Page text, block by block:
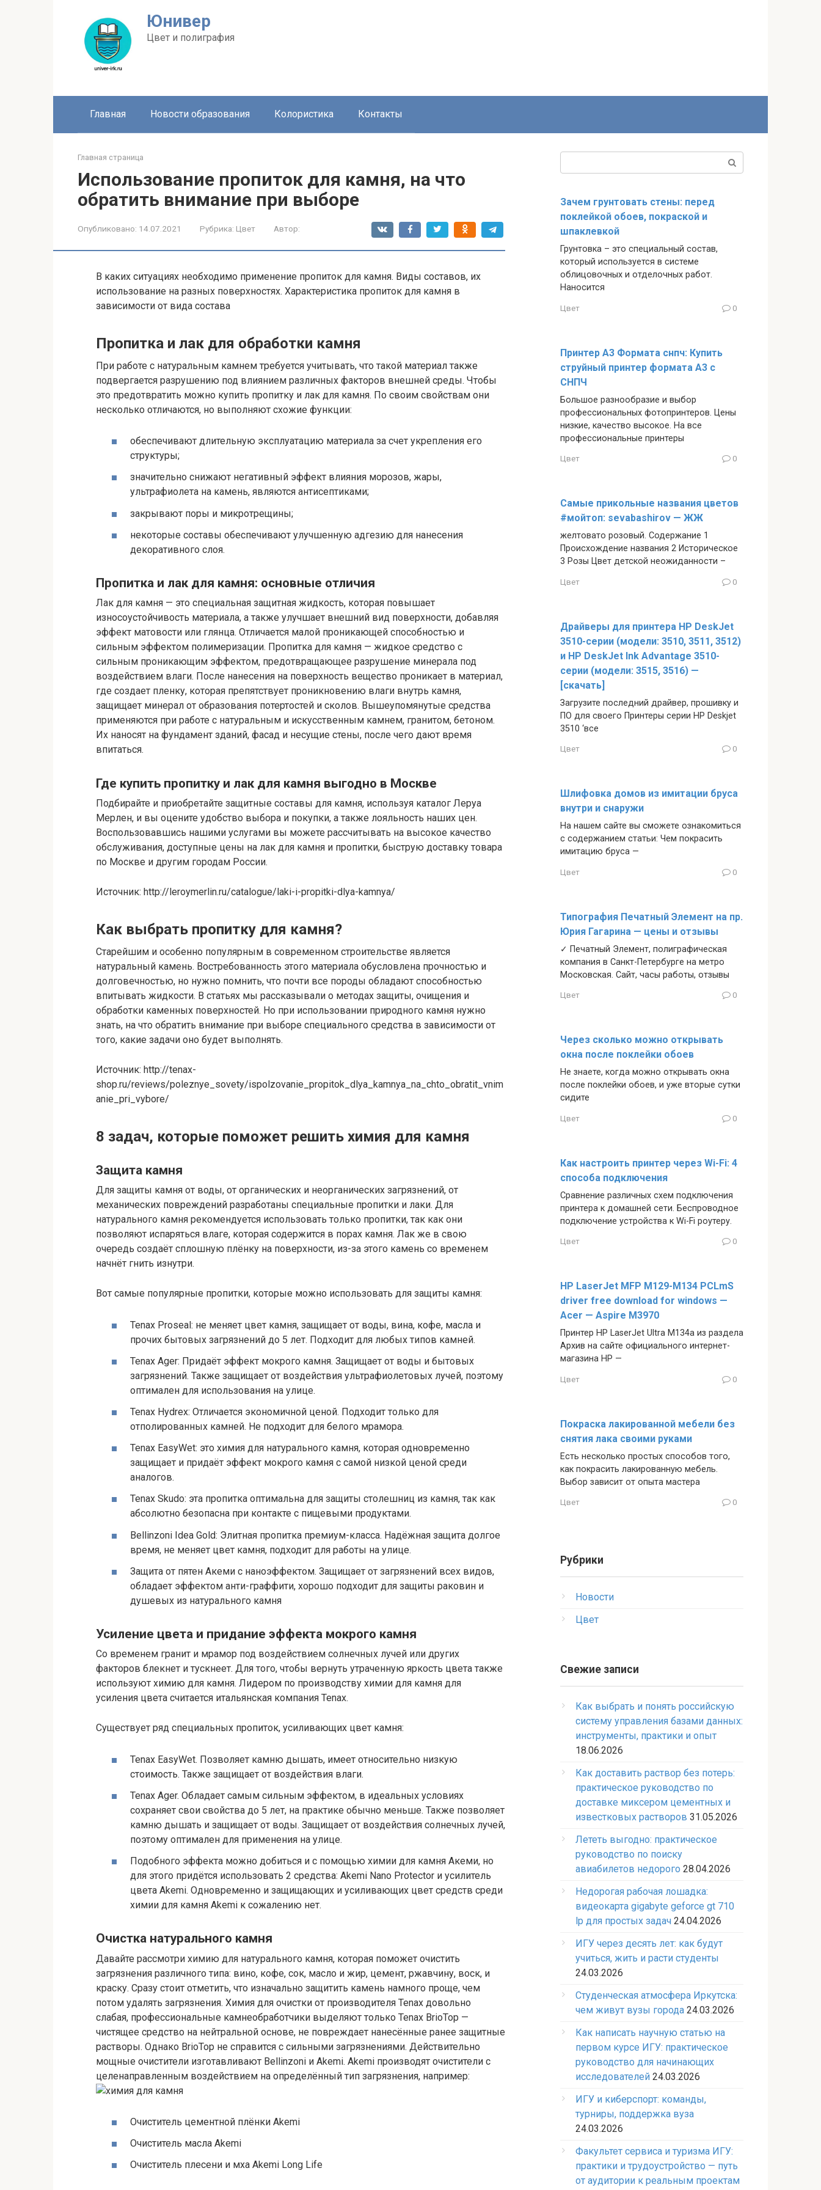
Юнивер
Цвет и полиграфия
Главная Новости образования Колористика Контакты
Главная страница
Использование пропиток для камня, на что
обратить внимание при выборе
Опубликовано: 14.07.2021 Рубрика: Цвет Автор:
В каких ситуациях необходимо применение пропиток для камня. Виды составов, их
использование на разных поверхностях. Характеристика пропиток для камня в
зависимости от вида состава
Пропитка и лак для обработки камня
При работе с натуральным камнем требуется учитывать, что такой материал также
подвергается разрушению под влиянием различных факторов внешней среды. Чтобы
это предотвратить можно купить пропитку и лак для камня. По своим свойствам они
несколько отличаются, но выполняют схожие функции:
обеспечивают длительную эксплуатацию материала за счет укрепления его
структуры;
значительно снижают негативный эффект влияния морозов, жары,
ультрафиолета на камень, являются антисептиками;
закрывают поры и микротрещины;
некоторые составы обеспечивают улучшенную адгезию для нанесения
декоративного слоя.
Пропитка и лак для камня: основные отличия
Лак для камня — это специальная защитная жидкость, которая повышает
износоустойчивость материала, а также улучшает внешний вид поверхности, добавляя
эффект матовости или глянца. Отличается малой проникающей способностью и
сильным эффектом полимеризации. Пропитка для камня — жидкое средство с
сильным проникающим эффектом, предотвращающее разрушение минерала под
воздействием влаги. После нанесения на поверхность вещество проникает в материал,
где создает пленку, которая препятствует проникновению влаги внутрь камня,
защищает минерал от образования потертостей и сколов. Вышеупомянутые средства
применяются при работе с натуральным и искусственным камнем, гранитом, бетоном.
Их наносят на фундамент зданий, фасад и несущие стены, после чего дают время
впитаться.
Где купить пропитку и лак для камня выгодно в Москве
Подбирайте и приобретайте защитные составы для камня, используя каталог Леруа
Мерлен, и вы оцените удобство выбора и покупки, а также лояльность наших цен.
Воспользовавшись нашими услугами вы можете рассчитывать на высокое качество
обслуживания, доступные цены на лак для камня и пропитки, быструю доставку товара
по Москве и другим городам России.
Источник: http://leroymerlin.ru/catalogue/laki-i-propitki-dlya-kamnya/
Как выбрать пропитку для камня?
Старейшим и особенно популярным в современном строительстве является
натуральный камень. Востребованность этого материала обусловлена прочностью и
долговечностью, но нужно помнить, что почти все породы обладают способностью
впитывать жидкости. В статьях мы рассказывали о методах защиты, очищения и
обработки каменных поверхностей. Но при использовании природного камня нужно
знать, на что обратить внимание при выборе специального средства в зависимости от
того, какие задачи оно будет выполнять.
Источник: http://tenax-
shop.ru/reviews/poleznye_sovety/ispolzovanie_propitok_dlya_kamnya_na_chto_obratit_vnim
anie_pri_vybore/
8 задач, которые поможет решить химия для камня
Защита камня
Для защиты камня от воды, от органических и неорганических загрязнений, от
механических повреждений разработаны специальные пропитки и лаки. Для
натурального камня рекомендуется использовать только пропитки, так как они
позволяют испаряться влаге, которая содержится в порах камня. Лак же в свою
очередь создаёт сплошную плёнку на поверхности, из-за этого камень со временем
начнёт гнить изнутри.
Вот самые популярные пропитки, которые можно использовать для защиты камня:
Tenax Proseal: не меняет цвет камня, защищает от воды, вина, кофе, масла и
прочих бытовых загрязнений до 5 лет. Подходит для любых типов камней.
Tenax Ager: Придаёт эффект мокрого камня. Защищает от воды и бытовых
загрязнений. Также защищает от воздействия ультрафиолетовых лучей, поэтому
оптимален для использования на улице.
Tenax Hydrex: Отличается экономичной ценой. Подходит только для
отполированных камней. Не подходит для белого мрамора.
Tenax EasyWet: это химия для натурального камня, которая одновременно
защищает и придаёт эффект мокрого камня с самой низкой ценой среди
аналогов.
Tenax Skudo: эта пропитка оптимальна для защиты столешниц из камня, так как
абсолютно безопасна при контакте с пищевыми продуктами.
Bellinzoni Idea Gold: Элитная пропитка премиум-класса. Надёжная защита долгое
время, не меняет цвет камня, подходит для работы на улице.
Защита от пятен Акеми с наноэффектом. Защищает от загрязнений всех видов,
обладает эффектом анти-граффити, хорошо подходит для защиты раковин и
душевых из натурального камня
Усиление цвета и придание эффекта мокрого камня
Со временем гранит и мрамор под воздействием солнечных лучей или других
факторов блекнет и тускнеет. Для того, чтобы вернуть утраченную яркость цвета также
используют химию для камня. Лидером по производству химии для камня для
усиления цвета считается итальянская компания Tenax.
Существует ряд специальных пропиток, усиливающих цвет камня:
Tenax EasyWet. Позволяет камню дышать, имеет относительно низкую
стоимость. Также защищает от воздействия влаги.
Tenax Ager. Обладает самым сильным эффектом, в идеальных условиях
сохраняет свои свойства до 5 лет, на практике обычно меньше. Также позволяет
камню дышать и защищает от воды. Защищает от воздействия солнечных лучей,
поэтому оптимален для применения на улице.
Подобного эффекта можно добиться и с помощью химии для камня Акеми, но
для этого придётся использовать 2 средства: Akemi Nano Protector и усилитель
цвета Akemi. Одновременно и защищающих и усиливающих цвет средств среди
химии для камня Akemi к сожалению нет.
Очистка натурального камня
Давайте рассмотри химию для натурального камня, которая поможет очистить
загрязнения различного типа: вино, кофе, сок, масло и жир, цемент, ржавчину, воск, и
краску. Сразу стоит отметить, что изначально защитить камень намного проще, чем
потом удалять загрязнения. Химия для очистки от производителя Tenax довольно
слабая, профессиональные камнеобработчики выделяют только Tenax BrioTop —
чистящее средство на нейтральной основе, не повреждает нанесённые ранее защитные
растворы. Однако BrioTop не справится с сильными загрязнениями. Действительно
мощные очистители изготавливают Bellinzoni и Akemi. Akemi производят очистители с
целенаправленным воздействием на определённый тип загрязнения, например:
Очиститель цементной плёнки Akemi
Очиститель масла Akemi
Очиститель плесени и мха Akemi Long Life
Зачем грунтовать стены: перед
поклейкой обоев, покраской и
шпаклевкой
Грунтовка – это специальный состав,
который используется в системе
облицовочных и отделочных работ.
Наносится
Цвет 0
Принтер А3 Формата снпч: Купить
струйный принтер формата А3 с
СНПЧ
Большое разнообразие и выбор
профессиональных фотопринтеров. Цены
низкие, качество высокое. На все
профессиональные принтеры
Цвет 0
Самые прикольные названия цветов
#мойтоп: sevabashirov — ЖЖ
желтовато розовый. Содержание 1
Происхождение названия 2 Историческое
3 Розы Цвет детской неожиданности –
Цвет 0
Драйверы для принтера HP DeskJet
3510-серии (модели: 3510, 3511, 3512)
и HP DeskJet Ink Advantage 3510-
серии (модели: 3515, 3516) —
[скачать]
Загрузите последний драйвер, прошивку и
ПО для своего Принтеры серии HP Deskjet
3510 ‘все
Цвет 0
Шлифовка домов из имитации бруса
внутри и снаружи
На нашем сайте вы сможете ознакомиться
с содержанием статьи: Чем покрасить
имитацию бруса —
Цвет 0
Типография Печатный Элемент на пр.
Юрия Гагарина — цены и отзывы
✓ Печатный Элемент, полиграфическая
компания в Санкт-Петербурге на метро
Московская. Сайт, часы работы, отзывы
Цвет 0
Через сколько можно открывать
окна после поклейки обоев
Не знаете, когда можно открывать окна
после поклейки обоев, и уже вторые сутки
сидите
Цвет 0
Как настроить принтер через Wi-Fi: 4
способа подключения
Сравнение различных схем подключения
принтера к домашней сети. Беспроводное
подключение устройства к Wi-Fi роутеру.
Цвет 0
HP LaserJet MFP M129-M134 PCLmS
driver free download for windows —
Acer — Aspire M3970
Принтер HP LaserJet Ultra M134a из раздела
Архив на сайте официального интернет-
магазина HP —
Цвет 0
Покраска лакированной мебели без
снятия лака своими руками
Есть несколько простых способов того,
как покрасить лакированную мебель.
Выбор зависит от опыта мастера
Цвет 0
Рубрики
Новости
Цвет
Свежие записи
Как выбрать и понять российскую
систему управления базами данных:
инструменты, практики и опыт
18.06.2026
Как доставить раствор без потерь:
практическое руководство по
доставке миксером цементных и
известковых растворов 31.05.2026
Лететь выгодно: практическое
руководство по поиску
авиабилетов недорого 28.04.2026
Недорогая рабочая лошадка:
видеокарта gigabyte geforce gt 710
lp для простых задач 24.04.2026
ИГУ через десять лет: как будут
учиться, жить и расти студенты
24.03.2026
Студенческая атмосфера Иркутска:
чем живут вузы города 24.03.2026
Как написать научную статью на
первом курсе ИГУ: практическое
руководство для начинающих
исследователей 24.03.2026
ИГУ и киберспорт: команды,
турниры, поддержка вуза
24.03.2026
Факультет сервиса и туризма ИГУ:
практики и трудоустройство — путь
от аудитории к реальным проектам